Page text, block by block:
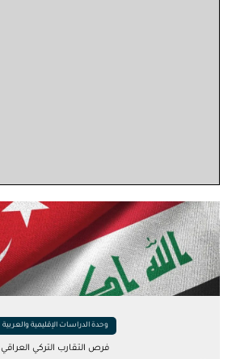
وحدة الدراسات الإقليمية والعربية
فرص التقارب التركي العراقي